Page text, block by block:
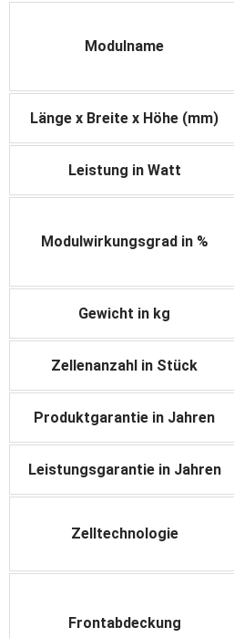
Modulname
Länge x Breite x Höhe (mm)
Leistung in Watt
Modulwirkungsgrad in %
Gewicht in kg
Zellenanzahl in Stück
Produktgarantie in Jahren
Leistungsgarantie in Jahren
Zelltechnologie
Frontabdeckung